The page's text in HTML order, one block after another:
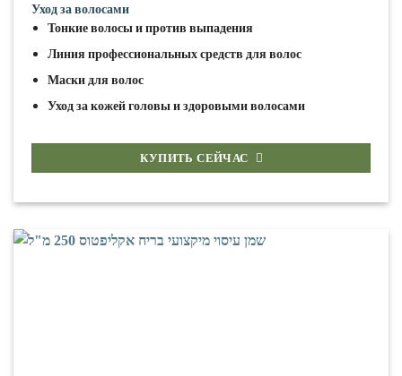
Уход за волосами
Тонкие волосы и против выпадения
Линия профессиональных средств для волос
Маски для волос
Уход за кожей головы и здоровыми волосами
КУПИТЬ СЕЙЧАС